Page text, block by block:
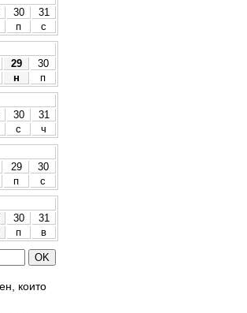
30
31
п
с
29
30
н
п
30
31
с
ч
29
30
п
с
30
31
п
в
които